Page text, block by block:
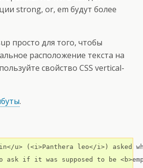
strong, or, em будут более
просто для того, чтобы
расположение текста на
свойство CSS vertical-
.
u> (<i>Panthera leo</i>) asked
ask if it was supposed to be